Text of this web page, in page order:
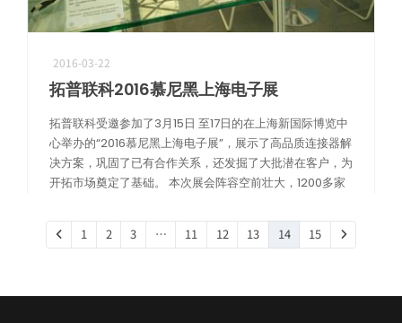
2016-03-22
拓普联科2016慕尼黑上海电子展
拓普联科受邀参加了3月15日 至17日的在上海新国际博览中
心举办的“2016慕尼黑上海电子展”，展示了高品质连接器解
决方案，巩固了已有合作关系，还发掘了大批潜在客户，为
开拓市场奠定了基础。 本次展会阵容空前壮大，1200多家
阅读更多
1 2 3 … 11 12 13 14 15